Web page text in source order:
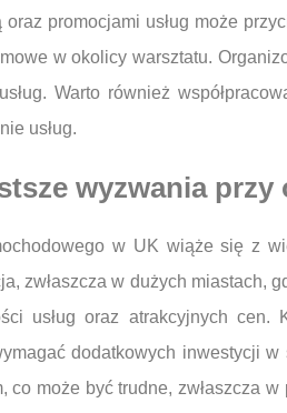
promocjami usług może
w okolicy warsztatu.
Warto również
usług.
wyzwania
w UK wiąże się z
zwłaszcza w dużych miastach,
usług oraz atrakcyjnych
dodatkowych inwestycji
co może być trudne, zwłaszcza